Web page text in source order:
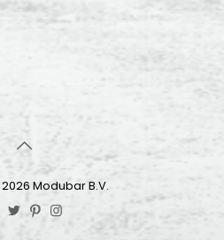
Modubar B.V.